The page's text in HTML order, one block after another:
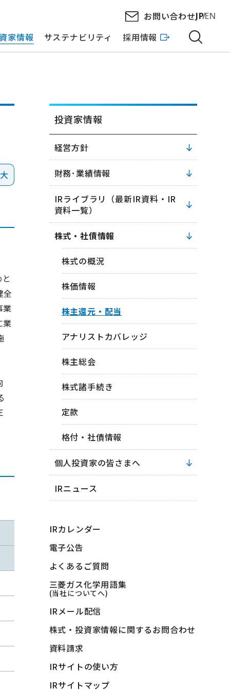
家情報 サステナビリティ 採用情報
お問い合わせJPEN
全
業
業
投資家情報
経営方針
財務･業績情報
IRライブラリ（最新IR資料・IR
資料一覧）
株式・社債情報
株式の概況
株価情報
株主還元・配当
アナリストカバレッジ
株主総会
株式諸手続き
定款
格付・社債情報
個人投資家の皆さまへ
IRニュース
IRカレンダー
電子公告
よくあるご質問
三菱ガス化学用語集
(当社についてへ)
IRメール配信
株式・投資家情報に関するお問合わせ
資料請求
IRサイトの使い方
IRサイトマップ